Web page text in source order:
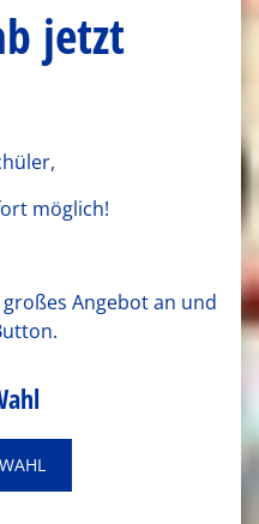
jetzt
möglich!
Angebot an und